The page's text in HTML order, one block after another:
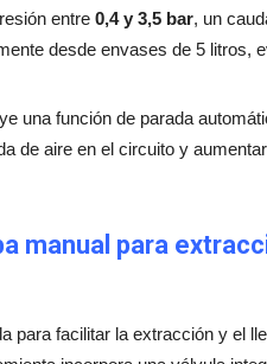
entre 0,4 y 3,5 bar, un
desde envases de 5 litros,
una función de parada
de aire en el circuito y
manual para
para facilitar la extracción y el